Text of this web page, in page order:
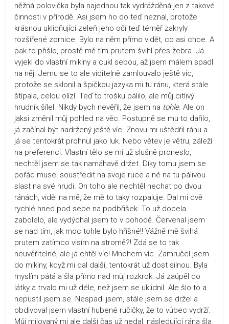
něžná polovička byla najednou tak vydrážděná jen z takové
činnosti v přírodě. Asi jsem ho do teď neznal, protože
krásnou uklidňující zeleň jeho očí teď téměř zakryly
rozšířené zornice. Bylo na něm přímo vidět, co asi chce. A
pak to přišlo, prostě mě tím prutem švihl přes žebra. Já
vyjekl do vlastní mikiny a cukl sebou, až jsem málem spadl
na něj. Jemu se to ale viditelně zamlouvalo ještě víc,
protože se sklonil a špičkou jazyka mi tu ránu, která stále
štípala, celou olízl. Teď to trošku pálilo, ale můj citlivý
hrudník šílel. Nikdy bych nevěřil, že jsem na tohle. Ale on
jaksi změnil můj pohled na věc. Postupně se mu to dařilo,
já začínal být nadržený ještě víc. Znovu mi uštědřil ránu a
já se tentokrát prohnul jako luk. Nebo větev je větru, záleží
na preferenci. Vlastní tělo se mi už slušně proneslo,
nechtěl jsem se tak namáhavě držet. Díky tomu jsem se
pořád musel soustředit na svoje ruce a né na tu pálivou
slast na své hrudi. On toho ale nechtěl nechat po dvou
ránách, viděl na mě, že mě to taky rozpaluje. Dal mi dvě
rychlé hned pod sebe na podbřišek. To už docela
zabolelo, ale vydýchal jsem to v pohodě. Červenal jsem
se nad tím, jak moc tohle bylo hříšné!! Vážně mě švihá
prutem zatímco visím na stromě?! Zdá se to tak
neuvěřitelné, ale já chtěl víc! Mnohem víc. Zamručel jsem
do mikiny, když mi dal další, tentokrát už dost silnou. Byla
myslím pátá a šla přímo nad můj rozkrok. Já zaúpěl do
látky a trvalo mi už déle, než jsem se uklidnil. Ale šlo to a
nepustil jsem se. Nespadl jsem, stále jsem se držel a
obdivoval jsem vlastní hubené ručičky, že to vůbec vydrží.
Můj milovaný mi ale další čas už nedal, následující rána šla